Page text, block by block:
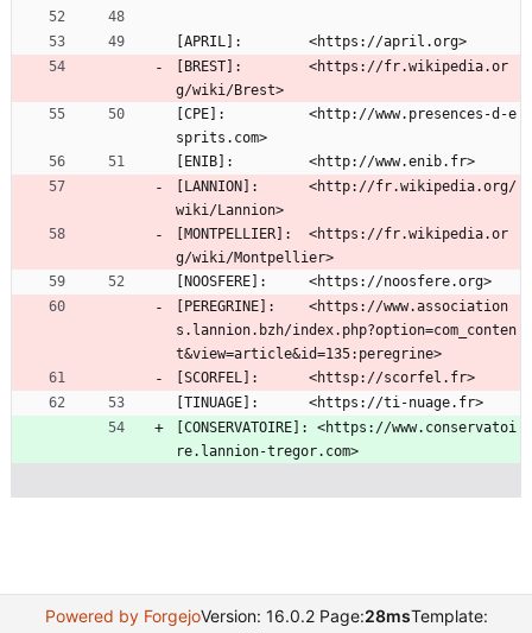
[APRIL]:        <https://april.org>
[BREST]:        <https://fr.wikipedia.or
g/wiki/Brest>
[CPE]:          <http://www.presences-d-e
sprits.com>
[ENIB]:         <http://www.enib.fr>
[LANNION]:      <http://fr.wikipedia.org/
wiki/Lannion>
[MONTPELLIER]:  <https://fr.wikipedia.or
g/wiki/Montpellier>
[NOOSFERE]:     <https://noosfere.org>
[PEREGRINE]:    <https://www.association
s.lannion.bzh/index.php?option=com_conten
t&view=article&id=135:peregrine>
[SCORFEL]:      <httsp://scorfel.fr>
[TINUAGE]:      <https://ti-nuage.fr>
[CONSERVATOIRE]: <https://www.conservatoi
re.lannion-tregor.com>
Powered by ForgejoVersion: 16.0.2 Page:28msTemplate: